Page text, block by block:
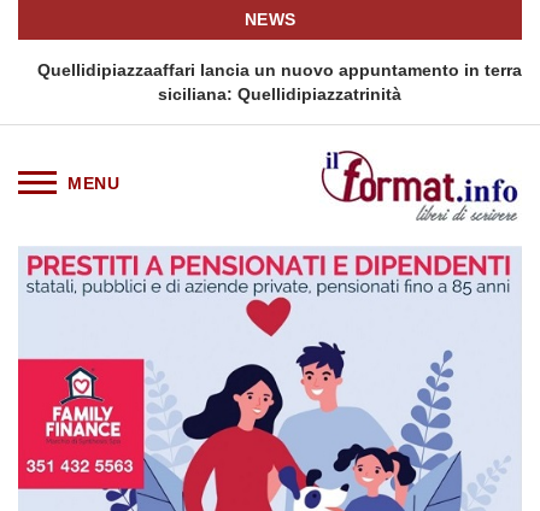
NEWS
Quellidipiazzaaffari lancia un nuovo appuntamento in terra
siciliana: Quellidipiazzatrinità